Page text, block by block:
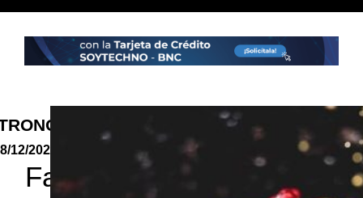
12/2025
Fantasía